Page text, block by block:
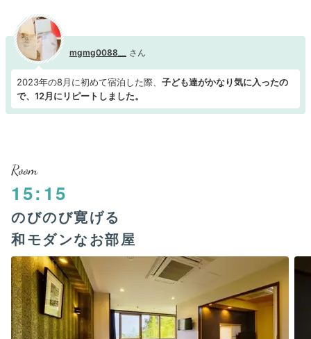
mgmg0088__
2023年の8月に初めて宿泊した際、 子ども達がかなり気に入ったの
で、12月にリピートしました。
Room
15:15
のびのび寛げる
和モダンなお部屋